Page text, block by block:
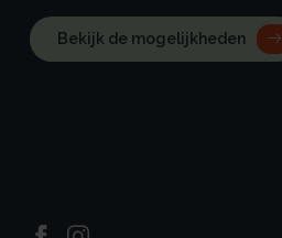
Bekijk de mogelijkheden